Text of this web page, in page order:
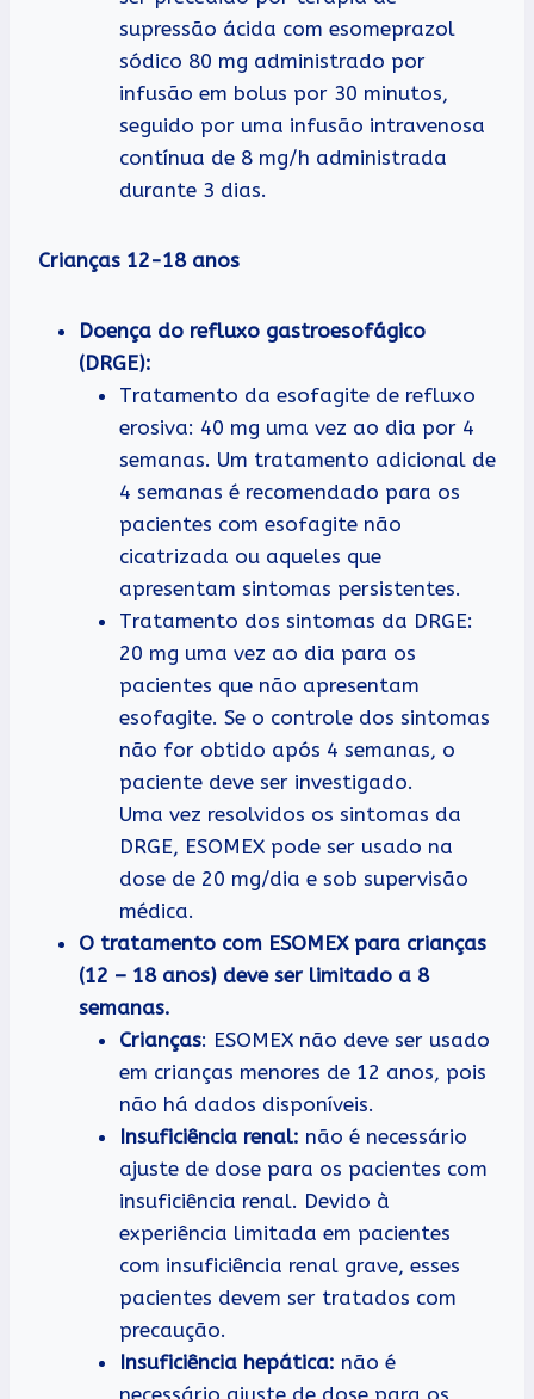
supressão ácida com esomeprazol
sódico 80 mg administrado por
infusão em bolus por 30 minutos,
seguido por uma infusão intravenosa
contínua de 8 mg/h administrada
durante 3 dias.
Crianças 12-18 anos
Doença do refluxo gastroesofágico
(DRGE):
Tratamento da esofagite de refluxo
erosiva: 40 mg uma vez ao dia por 4
semanas. Um tratamento adicional de
4 semanas é recomendado para os
pacientes com esofagite não
cicatrizada ou aqueles que
apresentam sintomas persistentes.
Tratamento dos sintomas da DRGE:
20 mg uma vez ao dia para os
pacientes que não apresentam
esofagite. Se o controle dos sintomas
não for obtido após 4 semanas, o
paciente deve ser investigado.
Uma vez resolvidos os sintomas da
DRGE, ESOMEX pode ser usado na
dose de 20 mg/dia e sob supervisão
médica.
O tratamento com ESOMEX para crianças
(12 – 18 anos) deve ser limitado a 8
semanas.
Crianças: ESOMEX não deve ser usado
em crianças menores de 12 anos, pois
não há dados disponíveis.
Insuficiência renal: não é necessário
ajuste de dose para os pacientes com
insuficiência renal. Devido à
experiência limitada em pacientes
com insuficiência renal grave, esses
pacientes devem ser tratados com
precaução.
Insuficiência hepática: não é
necessário ajuste de dose para os